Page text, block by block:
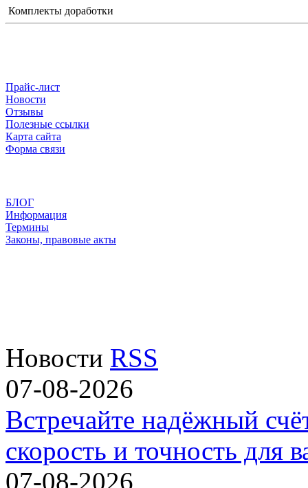
Комплекты доработки
Прайс-лист
Новости
Отзывы
Полезные ссылки
Карта сайта
Форма связи
БЛОГ
Информация
Термины
Законы, правовые акты
Новости RSS
07-08-2026
Встречайте надёжный
скорость и точность для
07-08-2026